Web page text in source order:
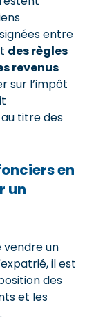
entre
des règles
revenus
sur l’impôt
titre des
en
un
vendre un
il est
des
et les